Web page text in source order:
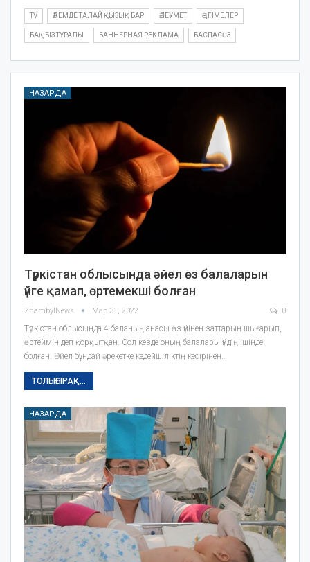
TV ӘЛЕМДЕ ТАЛАЙ ҚЫЗЫҚ БАР ӘЛЕУМЕТ ӘҢГІМЕЛЕР
БАҚ БІЗ ТУРАЛЫ БАННЕРНАЯ РЕКЛАМА БАСПАСӨЗ
НАЗАРДА
Түркістан облысында әйел өз балаларын
үйге қамап, өртемекші болған
ZhambylNews Мар 31, 2022 0
Түркістан облысында 4 баланың анасы өз үйінен заттарын шығарып,
өртеймін деп қорқытқан. Сол кезде оның балалары үйдің ішінде
болған. Әйел бұндай әрекетке кедейшіліктің кесірінен…
ТОЛЫҒЫРАҚ...
НАЗАРДА